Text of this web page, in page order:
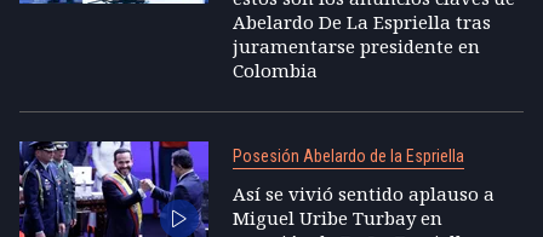
Abelardo De La Espriella tras
juramentarse presidente en
Colombia
Posesión Abelardo de la Espriella
Así se vivió sentido aplauso a
Miguel Uribe Turbay en